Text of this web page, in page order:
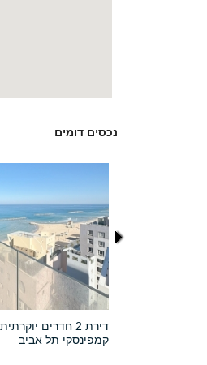
נכסים דומים
דירת 2 חדרים
קמפינסקי תל אביב